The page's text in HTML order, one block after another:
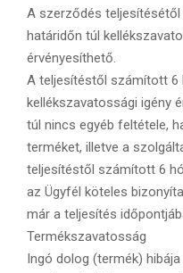
A szerződés
határidőn túl
érvényesíthető.
A teljesítéstől számított 6
kellékszavatossági igény
túl nincs egyéb feltétele,
terméket, illetve a
teljesítéstől számított 6
az Ügyfél köteles
már a teljesítés
Termékszavatosság
Ingó dolog (termék)